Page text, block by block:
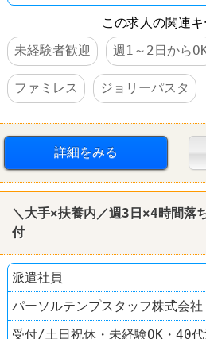
この求人の関連
未経験者歓迎
週1～2日から
ファミレス ジョリーパスタ
詳細をみる
＼大手×扶養内／週3日×4時間落
付
派遣社員
パーソルテンプスタッフ株式会
受付/土日祝休・未経験OK・40